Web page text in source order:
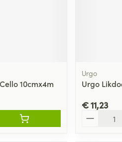
10cmx4m
Urgo
Urgo
€ 11,23